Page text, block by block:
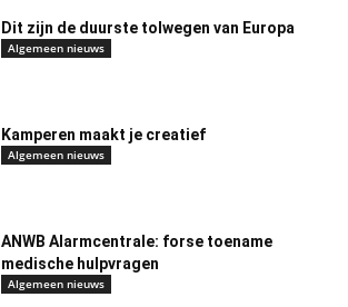
Dit zijn de duurste tolwegen van Europa
Algemeen nieuws
Kamperen maakt je creatief
Algemeen nieuws
ANWB Alarmcentrale: forse toename
medische hulpvragen
Algemeen nieuws